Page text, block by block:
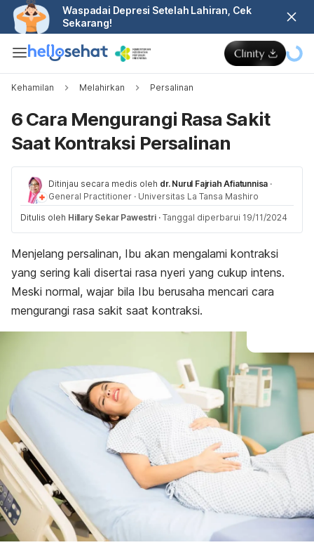
Waspadai Depresi Setelah Lahiran, Cek
Sekarang!
Kehamilan Melahirkan Persalinan
6 Cara Mengurangi Rasa Sakit
Saat Kontraksi Persalinan
Ditinjau secara medis oleh dr. Nurul Fajriah Afiatunnisa ·
General Practitioner · Universitas La Tansa Mashiro
Ditulis oleh Hillary Sekar Pawestri · Tanggal diperbarui 19/11/2024
Menjelang persalinan, Ibu akan mengalami kontraksi
yang sering kali disertai rasa nyeri yang cukup intens.
Meski normal, wajar bila Ibu berusaha mencari cara
mengurangi rasa sakit saat kontraksi.